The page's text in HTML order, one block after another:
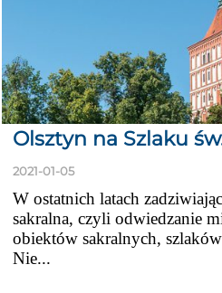
Olsztyn na Szlaku
2021-01-05
W ostatnich latach
sakralna, czyli odwiedzanie
obiektów sakralnych,
Nie...